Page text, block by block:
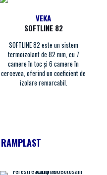
VEKA
SOFTLINE 82
SOFTLINE 82 este un sistem
termoizolant de 82 mm, cu 7
camere în toc și 6 camere în
cercevea, oferind un coeficient de
izolare remarcabil.
RAMPLAST